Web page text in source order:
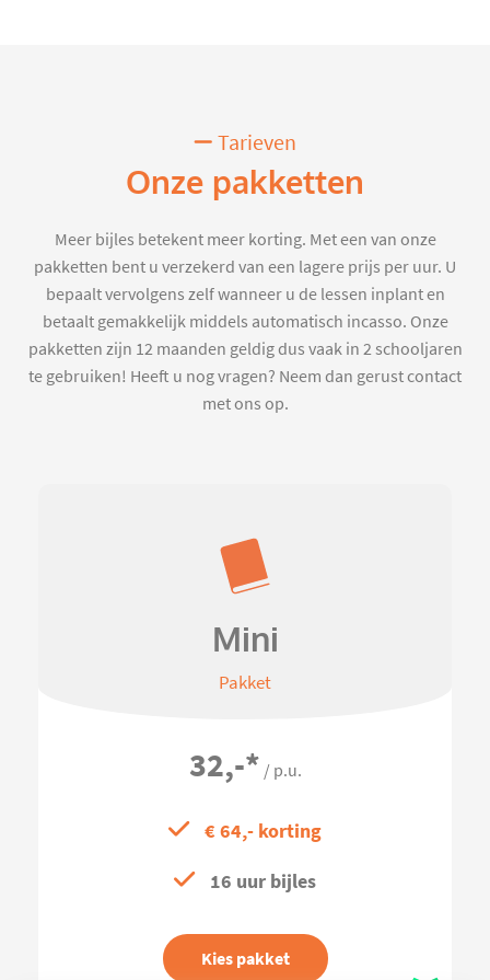
Tarieven
Onze pakketten
Meer bijles betekent meer korting. Met een van onze
pakketten bent u verzekerd van een lagere prijs per uur. U
bepaalt vervolgens zelf wanneer u de lessen inplant en
betaalt gemakkelijk middels automatisch incasso. Onze
pakketten zijn 12 maanden geldig dus vaak in 2 schooljaren
te gebruiken! Heeft u nog vragen? Neem dan gerust contact
met ons op.
Mini
Pakket
32,-* / p.u.
€ 64,- korting
16 uur bijles
Kies pakket